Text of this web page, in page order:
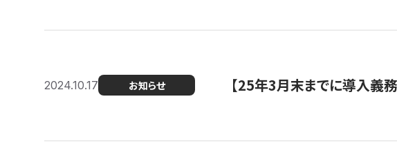
2024.10.17 お知らせ 【25年3月末までに導入義